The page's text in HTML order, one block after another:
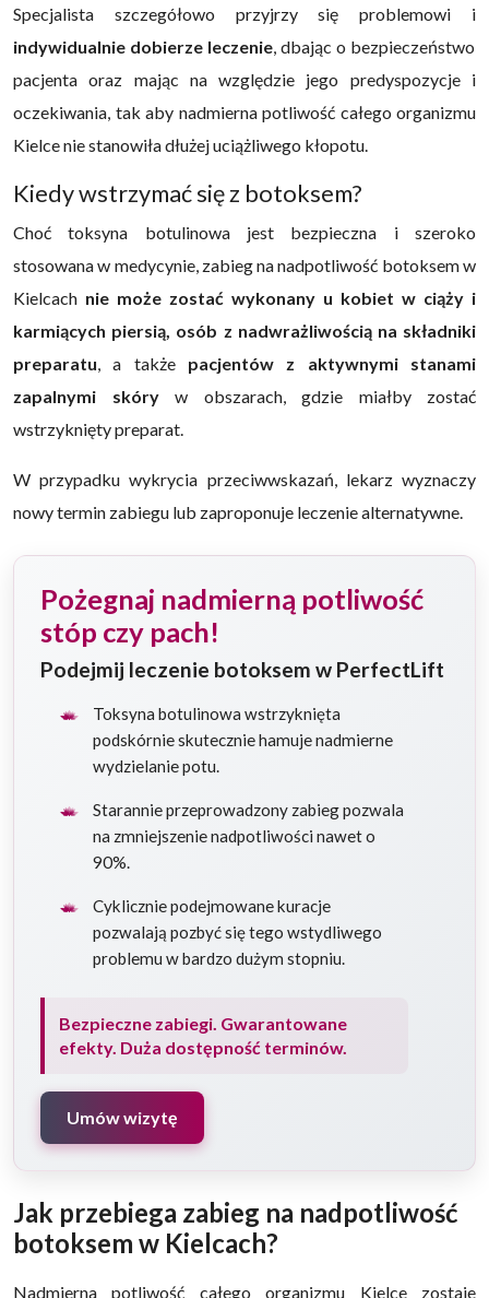
Specjalista szczegółowo przyjrzy się problemowi i
indywidualnie dobierze leczenie, dbając o bezpieczeństwo
pacjenta oraz mając na względzie jego predyspozycje i
oczekiwania, tak aby nadmierna potliwość całego organizmu
Kielce nie stanowiła dłużej uciążliwego kłopotu.
Kiedy wstrzymać się z botoksem?
Choć toksyna botulinowa jest bezpieczna i szeroko
stosowana w medycynie, zabieg na nadpotliwość botoksem w
Kielcach nie może zostać wykonany u kobiet w ciąży i
karmiących piersią, osób z nadwrażliwością na składniki
preparatu, a takżepacjentów z aktywnymi stanami
zapalnymi skóry w obszarach, gdzie miałby zostać
wstrzyknięty preparat.
W przypadku wykrycia przeciwwskazań, lekarz wyznaczy
nowy termin zabiegu lub zaproponuje leczenie alternatywne.
Pożegnaj nadmierną potliwość
stóp czy pach!
Podejmij leczenie botoksem w PerfectLift
Toksyna botulinowa wstrzyknięta
podskórnie skutecznie hamuje nadmierne
wydzielanie potu.
Starannie przeprowadzony zabieg pozwala
na zmniejszenie nadpotliwości nawet o
90%.
Cyklicznie podejmowane kuracje
pozwalają pozbyć się tego wstydliwego
problemu w bardzo dużym stopniu.
Bezpieczne zabiegi. Gwarantowane
efekty. Duża dostępność terminów.
Umów wizytę
Jak przebiega zabieg na nadpotliwość
botoksem w Kielcach?
Nadmierna potliwość całego organizmu Kielce zostaje